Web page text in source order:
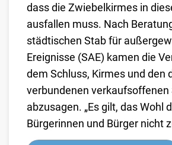
dass die Zwiebelkirmes in
ausfallen muss. Nach
städtischen Stab für
Ereignisse (SAE) kamen die
dem Schluss, Kirmes und den
verbundenen verkaufsoffenen
abzusagen. „Es gilt, das Wohl
Bürgerinnen und Bürger nicht